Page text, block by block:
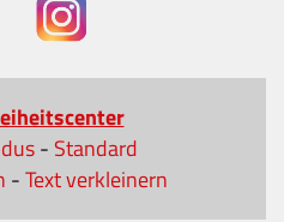
- Standard
-Text verkleinern